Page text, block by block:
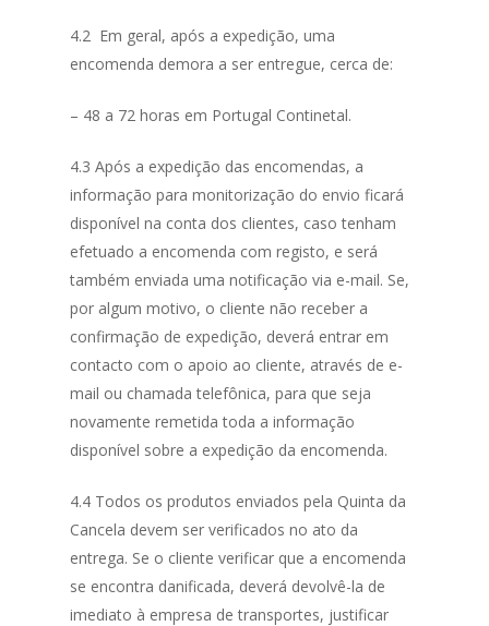
4.2 Em geral, após a expedição, uma
encomenda demora a ser entregue, cerca de:
– 48 a 72 horas em Portugal Continetal.
4.3 Após a expedição das encomendas, a
informação para monitorização do envio ficará
disponível na conta dos clientes, caso tenham
efetuado a encomenda com registo, e será
também enviada uma notificação via e-mail. Se,
por algum motivo, o cliente não receber a
confirmação de expedição, deverá entrar em
contacto com o apoio ao cliente, através de e-
mail ou chamada telefônica, para que seja
novamente remetida toda a informação
disponível sobre a expedição da encomenda.
4.4 Todos os produtos enviados pela Quinta da
Cancela devem ser verificados no ato da
entrega. Se o cliente verificar que a encomenda
se encontra danificada, deverá devolvê-la de
imediato à empresa de transportes, justificar